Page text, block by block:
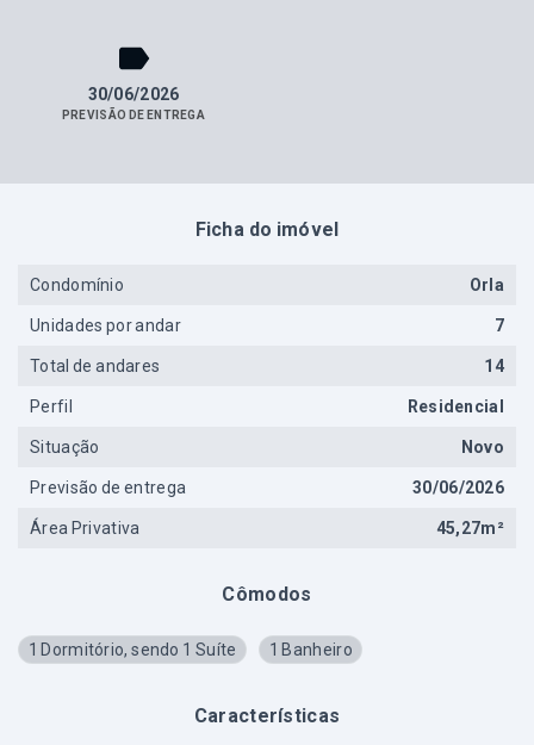
30/06/2026
PREVISÃO DE ENTREGA
Cômodos
1 Dormitório, sendo 1 Suíte 1 Banheiro
Características
Ficha do imóvel
Condomínio Orla
Unidades por andar 7
Total de andares 14
Perfil Residencial
Situação Novo
Previsão de entrega 30/06/2026
Área Privativa 45,27m²